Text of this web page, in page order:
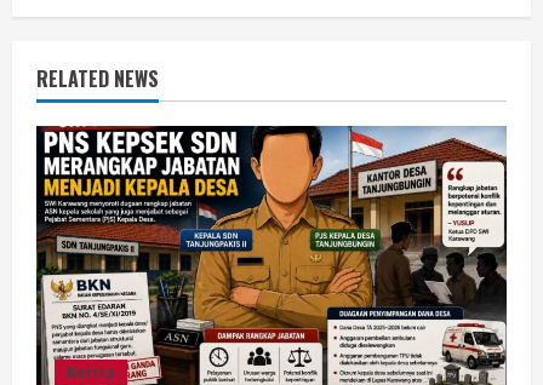
e
a
d
i
n
g
RELATED NEWS
Berita